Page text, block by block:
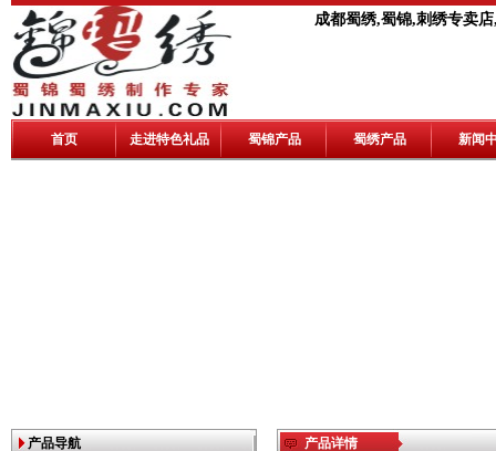
成都蜀绣,蜀锦,刺绣专卖
首页 走进特色礼品 蜀锦产品 蜀绣产品 新闻
产品导航 产品详情